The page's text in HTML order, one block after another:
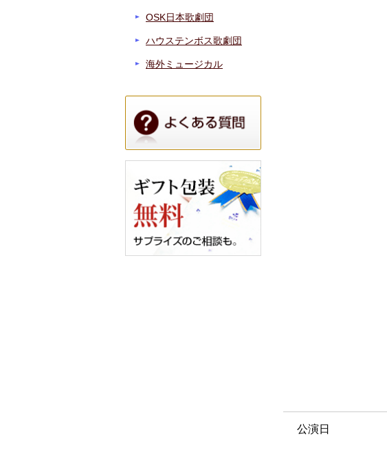
公演日
OSK日本歌劇団
ハウステンボス歌劇団
海外ミュージカル